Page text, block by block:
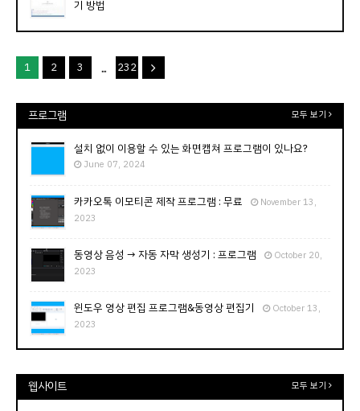
기 방법
1 2 3 ... 232
프로그램 모두 보기
설치 없이 이용할 수 있는 화면캡쳐 프로그램이 있나요?
June 07, 2024
카카오톡 이모티콘 제작 프로그램 : 무료
November 13,
2023
동영상 음성 → 자동 자막 생성기 : 프로그램
October 20,
2023
윈도우 영상 편집 프로그램&동영상 편집기
October 13,
2023
웹사이트 모두 보기